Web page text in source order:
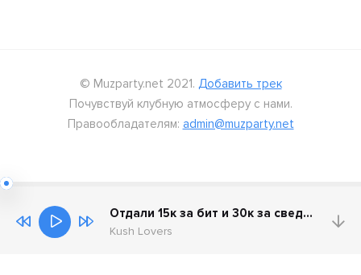
© Muzparty.net 2021. Добавить трек
Почувствуй клубную атмосферу с нами.
Правообладателям: admin@muzparty.net
Отдали 15к за бит и 30к за сведение
Kush Lovers